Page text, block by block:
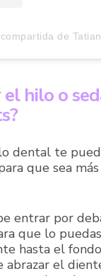
el hilo o
dental te
que sea
entrar por
que lo
hasta el
abrazar el